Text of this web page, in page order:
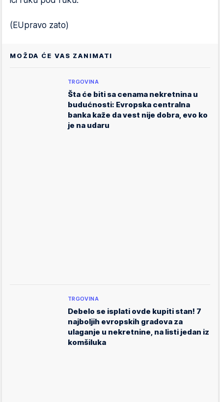
(EUpravo zato)
MOŽDA ĆE VAS ZANIMATI
TRGOVINA
Šta će biti sa cenama nekretnina u
budućnosti: Evropska centralna
banka kaže da vest nije dobra, evo ko
je na udaru
TRGOVINA
Debelo se isplati ovde kupiti stan! 7
najboljih evropskih gradova za
ulaganje u nekretnine, na listi jedan iz
komšiluka